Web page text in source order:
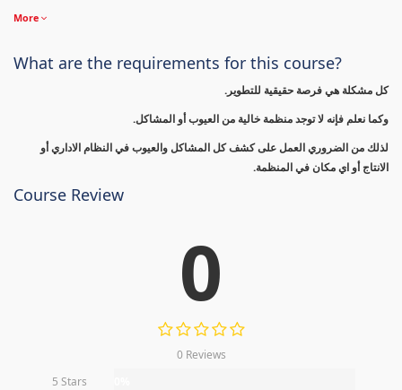
More
What are the requirements for this course?
كل مشكلة هي فرصة حقيقية للتطوير.
وكما نعلم فإنه لا توجد منظمة خالية من العيوب أو المشاكل.
لذلك من الضروري العمل على كشف كل المشاكل والعيوب في النظام الاداري أو
الانتاج أو اي مكان في المنظمة.
Course Review
0
0 Reviews
5 Stars